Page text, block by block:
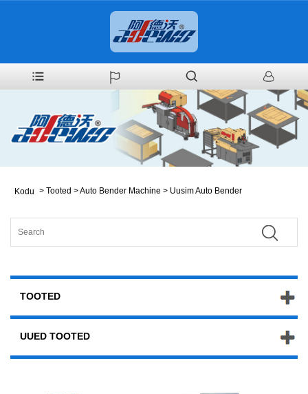
Kodu > Tooted >Auto Bender Machine > Uusim Auto Bender
TOOTED
UUED TOOTED